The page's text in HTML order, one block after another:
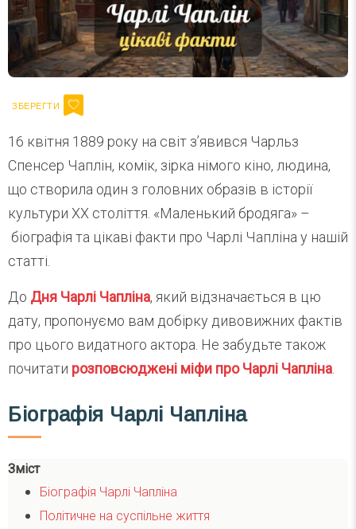
16 квітня 1889 року на світ з’явився Чарльз
Спенсер Чаплін, комік, зірка німого кіно, людина,
що створила один з головних образів в історії
культури XX століття. «Маленький бродяга» –
біографія та цікаві факти про Чарлі Чапліна у нашій
статті.
До Дня Чарлі Чапліна, який відзначається в цю
дату, пропонуємо вам добірку дивовижних фактів
про цього видатного актора. Не забудьте також
почитати розповсюджені міфи про Чарлі Чапліна.
Біографія Чарлі Чапліна
Зміст
Біографія Чарлі Чапліна
Політичне на суспільне життя